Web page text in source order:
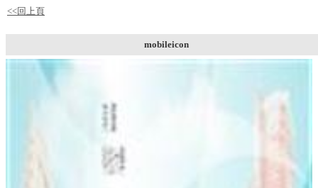
<<回上頁
mobileicon